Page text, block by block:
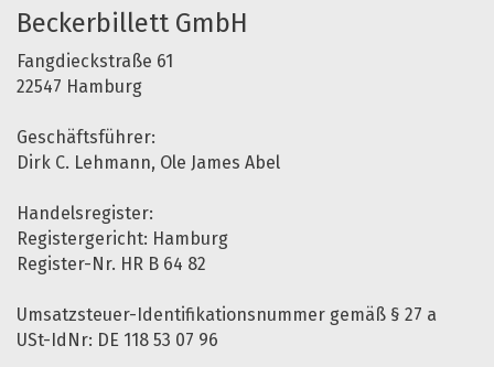
Beckerbillett GmbH
Fangdieckstraße 61
22547 Hamburg
Geschäftsführer:
Dirk C. Lehmann, Ole James Abel
Handelsregister:
Registergericht: Hamburg
Register-Nr. HR B 64 82
Umsatzsteuer-Identifikationsnummer gemäß § 27 a
USt-IdNr: DE 118 53 07 96